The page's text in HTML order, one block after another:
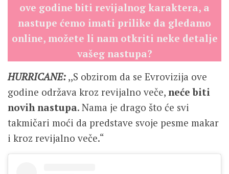
ove godine biti revijalnog karaktera, a
nastupe ćemo imati prilike da gledamo
online, možete li nam otkriti neke detalje
vašeg nastupa?
HURRICANE: ,,S obzirom da se Evrovizija ove
godine održava kroz revijalno veče, neće biti
novih nastupa. Nama je drago što će svi
takmičari moći da predstave svoje pesme makar
i kroz revijalno veče.“